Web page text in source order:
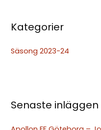
f
e
Kategorier
Säsong 2023-24
Senaste inläggen